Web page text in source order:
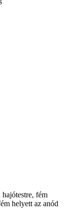
fém
helyett az anód